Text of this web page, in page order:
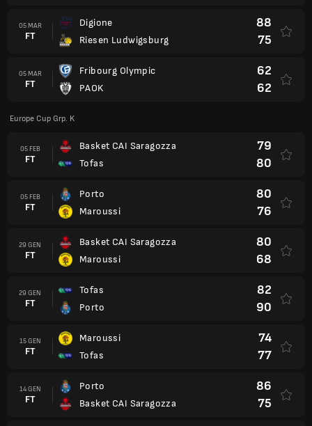
05 MAR
FT
Digione
Riesen Ludwigsburg
88
75
05 MAR
FT
Fribourg Olympic
PAOK
62
62
Europe Cup Grp. K
05 FEB
FT
Basket CAI Saragozza
Tofas
79
80
05 FEB
FT
Porto
Maroussi
80
76
29 GEN
FT
Basket CAI Saragozza
Maroussi
80
68
29 GEN
FT
Tofas
Porto
82
90
15 GEN
FT
Maroussi
Tofas
74
77
14 GEN
FT
Porto
Basket CAI Saragozza
86
75